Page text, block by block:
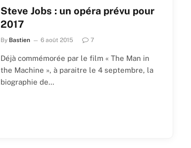
Steve Jobs : un opéra prévu pour
2017
By Bastien 6 août 2015 7
Déjà commémorée par le film « The Man in
the Machine », à paraitre le 4 septembre, la
biographie de…